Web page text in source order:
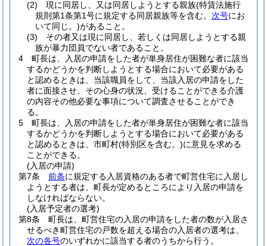
(2)
現に同居し、又は同居しようとする親族(特賃法施行
規則第1条第1号に規定する同居親族等を含む。 次号にお
いて同じ。)があること。
(3)
その者又は現に同居し、若しくは同居しようとする親
族が暴力団員でない者であること。
4
町長は、入居の申請をした者が単身居住が困難な者に該当
するかどうかを判断しようとする場合において必要がある
と認めるときは、当該職員をして、当該入居の申請をした
者に面接させ、その心身の状況、受けることができる介護
の内容その他必要な事項について調査させることができ
る。
5
町長は、入居の申請をした者が単身居住が困難な者に該当
するかどうかを判断しようとする場合において必要がある
と認めるときは、市町村(特別区を含む。)に意見を求める
ことができる。
(入居の申請)
第7条
前条に規定する入居資格のある者で町営住宅に入居し
ようとする者は、町長が定めるところにより入居の申請を
しなければならない。
(入居予定者の選考)
第8条
町長は、町営住宅の入居の申請をした者の数が入居さ
せるべき町営住宅の戸数を超える場合の入居者の選考は、
次の各号のいずれかに該当する者のうちから行う。